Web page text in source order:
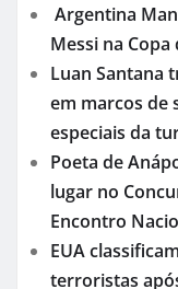
Argentina
Messi na
Luan Santana
em marcos de
especiais da
Poeta de
lugar no
Encontro
EUA
terroristas